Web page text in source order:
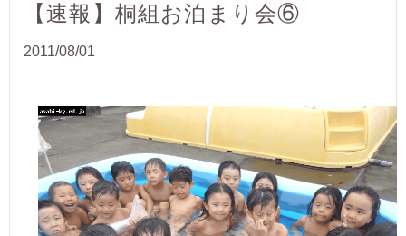
【速報】桐組お泊まり会⑥
2011/08/01